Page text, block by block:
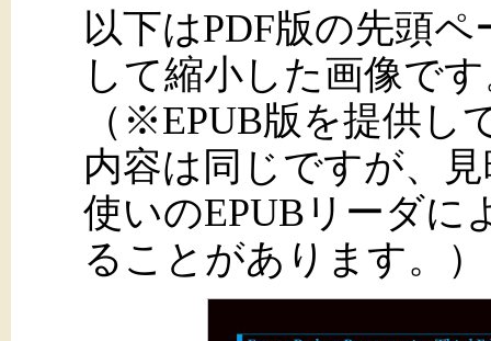
以下はPDF版の先頭
して縮小した画像で
（※EPUB版を提供し
内容は同じですが、
使いのEPUBリーダに
ることがあります。）